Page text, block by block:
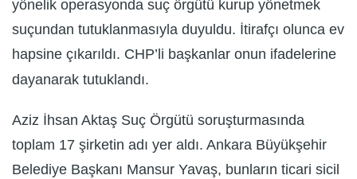
yönelik operasyonda suç örgütü kurup yönetmek
suçundan tutuklanmasıyla duyuldu. İtirafçı olunca ev
hapsine çıkarıldı. CHP’li başkanlar onun ifadelerine
dayanarak tutuklandı.
Aziz İhsan Aktaş Suç Örgütü soruşturmasında
toplam 17 şirketin adı yer aldı. Ankara Büyükşehir
Belediye Başkanı Mansur Yavaş, bunların ticari sicil